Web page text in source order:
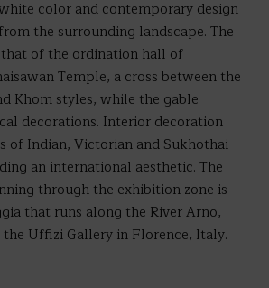
color and contemporary design
the surrounding landscape. The
of the ordination hall of
Temple, a cross between the
Khom styles, while the gable
decorations. Interior decoration
of Indian, Victorian and Sukhothai
an international aesthetic. The
through the exhibition zone is
that runs along the River Arno,
Uffizi Gallery in Florence, Italy.